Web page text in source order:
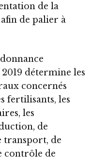
de la
de palier à
détermine les
concernés
fertilisants, les
les
de
transport, de
contrôle de